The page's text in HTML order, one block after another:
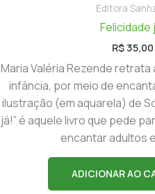
Editora
Felicidade
R$35,00
Maria Valéria Rezende
infância, por meio de
ilustração (em aquarela) de
já!” é aquele livro que pede
encantar adultos
ADICIONAR AO